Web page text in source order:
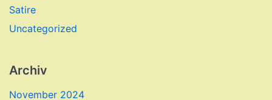
Satire
Uncategorized
Archiv
November 2024